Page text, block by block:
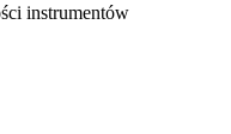
instrumentów